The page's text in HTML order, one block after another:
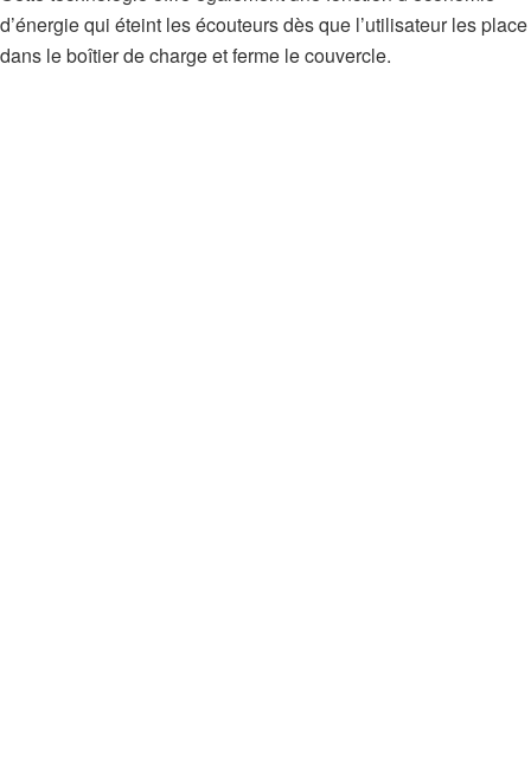
d’énergie qui éteint les écouteurs dès que l’utilisateur les place
dans le boîtier de charge et ferme le couvercle.